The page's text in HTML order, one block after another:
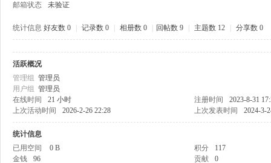
邮箱状态 未验证
统计信息 好友数 0 记录数 0 相册数 0 回帖数 9 主题数 12 分享数 0
活跃概况
管理组 管理员
用户组 管理员
在线时间
21 小时 注册时间
2023-8-31
上次活动时间
2026-2-26 22:28 上次发表时间 2024-3-
统计信息
已用空间
0 B 积分
117
金钱
96 贡献 0